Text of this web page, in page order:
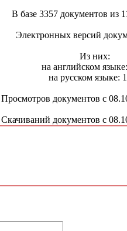
В базе 3357 документов из
Электронных версий
Из них:
на английском
на русском языке:
Просмотров документов с
Скачиваний документов с